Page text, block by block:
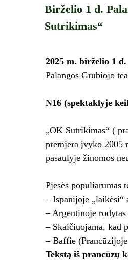
Birželio 1 d.
Sutrikimas“
2025 m. birželio 1
Palangos Grubiojo
N16 (spektaklyje
„OK Sutrikimas“ (
premjera įvyko 2005
pasaulyje žinomos
Pjesės populiarumas
– Ispanijoje „laikėsi“
– Argentinoje
– Skaičiuojama, kad
– Baffie
Tekstą iš prancūzų